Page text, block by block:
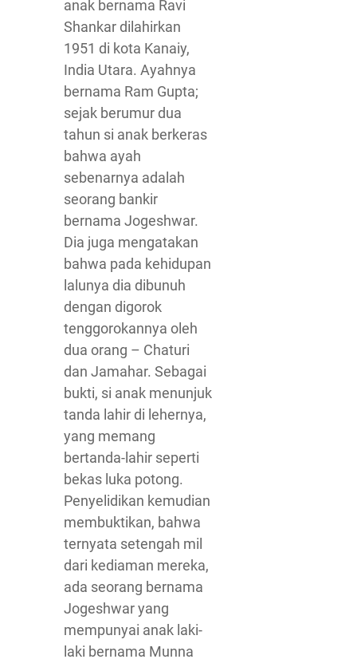
anak bernama Ravi
Shankar dilahirkan
1951 di kota Kanaiy,
India Utara. Ayahnya
bernama Ram Gupta;
sejak berumur dua
tahun si anak berkeras
bahwa ayah
sebenarnya adalah
seorang bankir
bernama Jogeshwar.
Dia juga mengatakan
bahwa pada kehidupan
lalunya dia dibunuh
dengan digorok
tenggorokannya oleh
dua orang – Chaturi
dan Jamahar. Sebagai
bukti, si anak menunjuk
tanda lahir di lehernya,
yang memang
bertanda-lahir seperti
bekas luka potong.
Penyelidikan kemudian
membuktikan, bahwa
ternyata setengah mil
dari kediaman mereka,
ada seorang bernama
Jogeshwar yang
mempunyai anak laki-
laki bernama Munna